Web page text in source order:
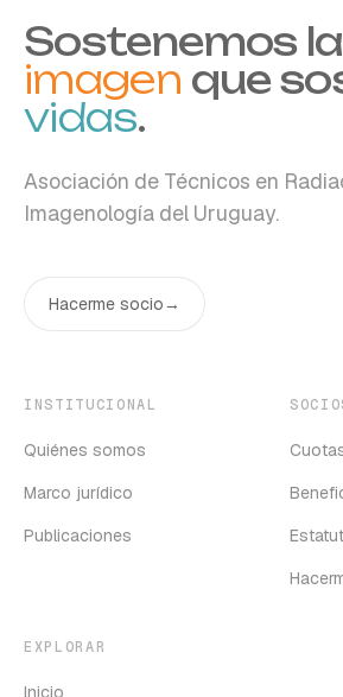
Sostenemos la
imagen que
vidas.
Asociación de Técnicos en
Imagenología del Uruguay.
Hacerme socio →
INSTITUCIONAL
Quiénes somos
Marco jurídico
Publicaciones
EXPLORAR
Inicio